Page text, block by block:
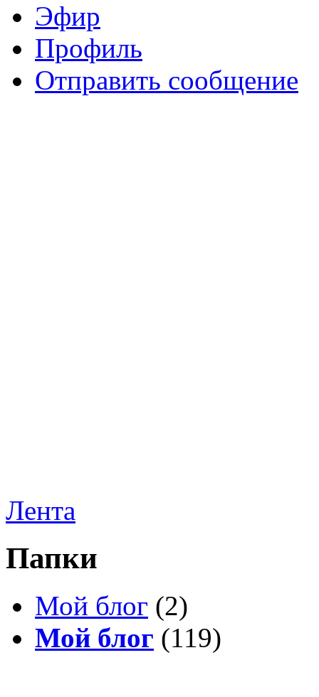
Эфир
Профиль
Отправить сообщение
Лента
Папки
Мой блог (2)
Мой блог (119)